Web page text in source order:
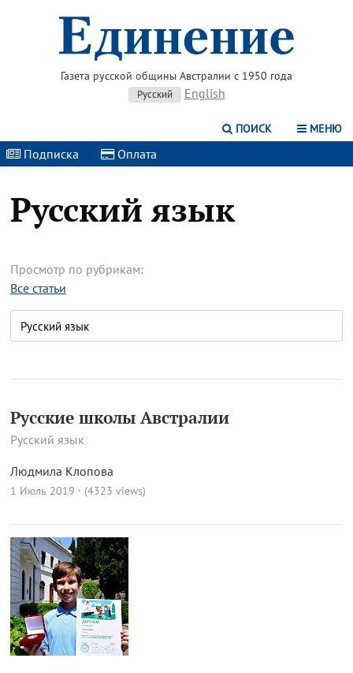
Газета русской общины Австралии с 1950 года
Русский English
ПОИСК МЕНЮ
Подписка | Оплата |
Русский язык
Просмотр по рубрикам:
Все статьи
Русские школы Австралии
Русский язык
Людмила Клопова
1 Июль 2019 · (4323 views)